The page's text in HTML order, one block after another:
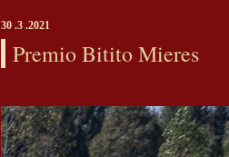
30 .3 .2021
Premio Bitito Mieres